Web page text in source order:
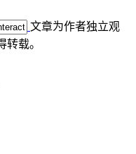
文章为作者独立观
转载。